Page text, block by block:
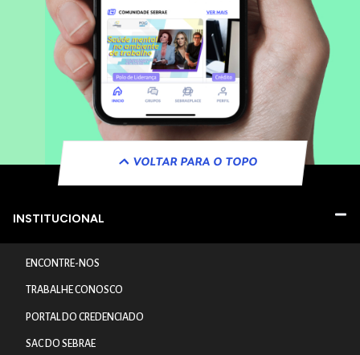
VOLTAR PARA O TOPO
INSTITUCIONAL
ENCONTRE-NOS
TRABALHE CONOSCO
PORTAL DO CREDENCIADO
SAC DO SEBRAE